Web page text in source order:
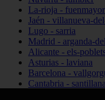
La-rioja - fuenmayor
Jaén - villanueva-
Lugo - sarria
Madrid - arganda-
Alicante - els-
Asturias - laviana
Barcelona -
Cantabria -